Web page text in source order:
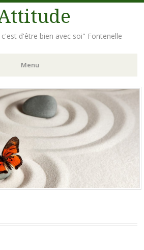
d'être bien avec soi" Fontenelle
Menu